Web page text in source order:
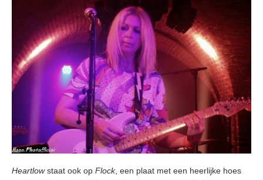
Heartlowstaat ook op Flock, een plaat met een heerlijke hoes